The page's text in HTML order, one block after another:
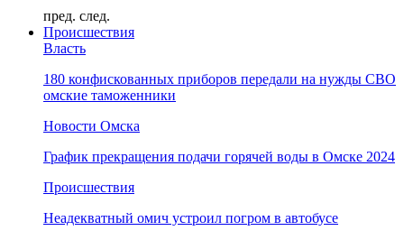
пред. след.
Происшествия
Власть
180 конфискованных приборов передали на нужды СВО
омские таможенники
Новости Омска
График прекращения подачи горячей воды в Омске 2024
Происшествия
Неадекватный омич устроил погром в автобусе